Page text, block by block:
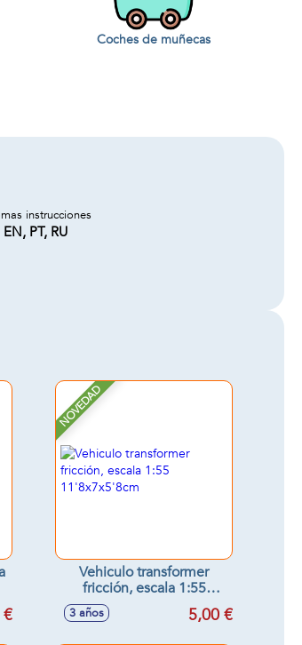
Coches de muñecas
instrucciones
EN, PT, RU
NOVEDAD
Vehiculo transformer
fricción, escala 1:55
11'8x7x5'8cm
3 años 5,00 €